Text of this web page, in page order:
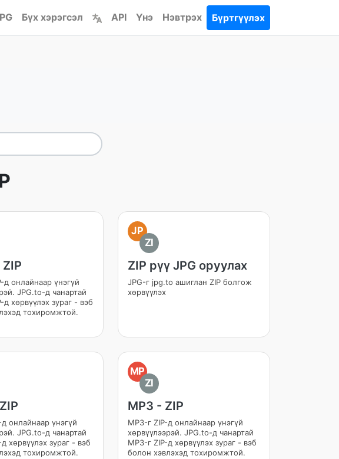
Бүх хэрэгсэл API Үнэ Нэвтрэх Бүртгүүлэх
ZIP
д онлайнаар үнэгүй
JPG.to-д чанартай
д хөрвүүлэх зураг - вэб
тохиромжтой.
JP
ZI
ZIP рүү JPG оруулах
JPG-г jpg.to ашиглан ZIP болгож
хөрвүүлэх
д онлайнаар үнэгүй
JPG.to-д чанартай
хөрвүүлэх зураг - вэб
тохиромжтой.
MP
ZI
MP3 - ZIP
MP3-г ZIP-д онлайнаар үнэгүй
хөрвүүлээрэй. JPG.to-д чанартай
MP3-г ZIP-д хөрвүүлэх зураг - вэб
болон хэвлэхэд тохиромжтой.